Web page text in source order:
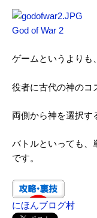
God of War 2
ゲームというよりも
役者に古代の神のコ
両側から神を選択す
バトルといっても、
です。
にほんブログ村